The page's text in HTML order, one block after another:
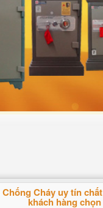
Cháy uy tín
khách hàng chọn